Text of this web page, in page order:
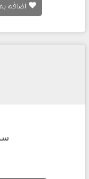
اضافه